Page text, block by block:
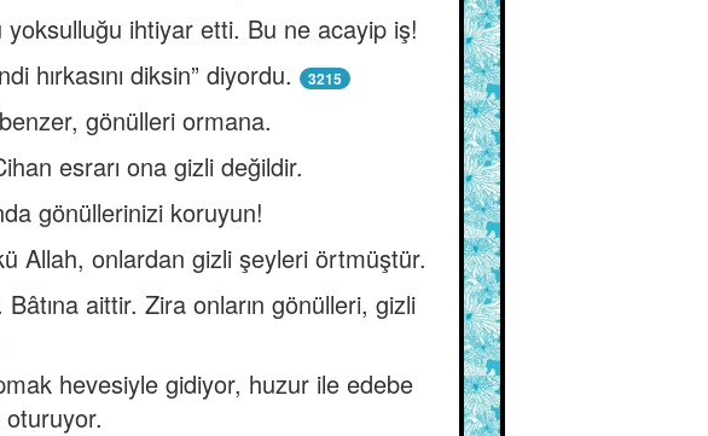
yoksulluğu ihtiyar etti. Bu ne acayip iş!
hırkasını diksin” diyordu.
3215
gönülleri ormana.
esrarı ona gizli değildir.
gönüllerinizi koruyun!
Allah, onlardan gizli şeyleri örtmüştür.
aittir. Zira onların gönülleri, gizli
hevesiyle gidiyor, huzur ile edebe
oturuyor.